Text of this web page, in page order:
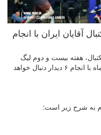
آقایان ایران با انجام
هفته بیست و دوم لیگ
برتر آقایان ایران روز دوشنبه ۲۱ اسفند ماه با انجام ۶ دیدار دنبال خواهد
به شرح زیر است: